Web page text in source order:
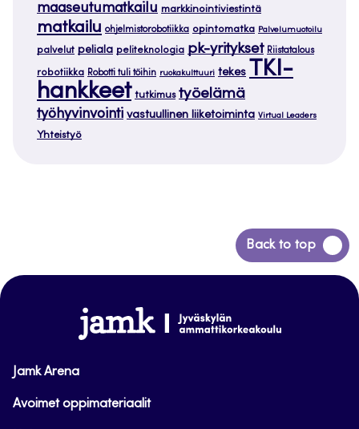
maaseutumatkailu markkinointiviestintä
matkailu ohjelmistorobotiikka opintomatka Palvelumuotoilu
palvelut peliala peliteknologia pk-yritykset Riistatalous
robotiikka Robotti tuli töihin ruokakulttuuri tekes
TKI-
hankkeet tutkimus työelämä
työhyvinvointi vastuullinen liiketoiminta Virtual Leaders
Yhteistyö
Back to top
Siirry
takaisin
www.jamk.fi
Jamk Arena
Avoimet oppimateriaalit